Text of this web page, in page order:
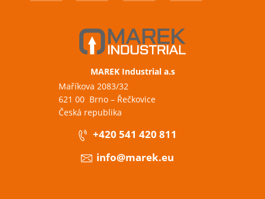
MAREK Industrial a.s
Maříkova 2083/32
621 00 Brno – Řečkovice
Česká republika
+420 541 420 811
info@marek.eu